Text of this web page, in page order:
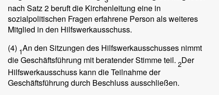
nach Satz 2 beruft die Kirchenleitung eine in
sozialpolitischen Fragen erfahrene Person als weiteres
Mitglied in den Hilfswerkausschuss.
(4) 1An den Sitzungen des Hilfswerkausschusses nimmt
die Geschäftsführung mit beratender Stimme teil. 2Der
Hilfswerkausschuss kann die Teilnahme der
Geschäftsführung durch Beschluss ausschließen.